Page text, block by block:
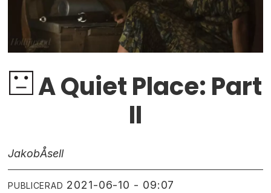
A Quiet Place: Part
II
JakobÅsell
PUBLICERAD 2021-06-10 - 09:07